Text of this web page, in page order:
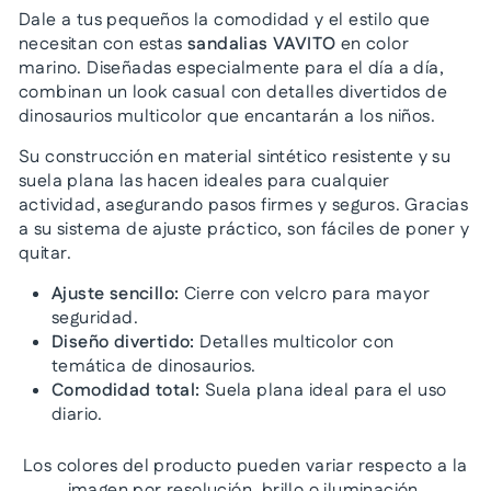
Dale a tus pequeños la comodidad y el estilo que
necesitan con estas sandalias VAVITO en color
marino. Diseñadas especialmente para el día a día,
combinan un look casual con detalles divertidos de
dinosaurios multicolor que encantarán a los niños.
Su construcción en material sintético resistente y su
suela plana las hacen ideales para cualquier
actividad, asegurando pasos firmes y seguros. Gracias
a su sistema de ajuste práctico, son fáciles de poner y
quitar.
Ajuste sencillo: Cierre con velcro para mayor
seguridad.
Diseño divertido: Detalles multicolor con
temática de dinosaurios.
Comodidad total: Suela plana ideal para el uso
diario.
Los colores del producto pueden variar respecto a la